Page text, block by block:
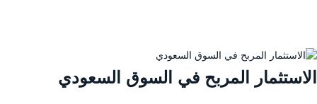
المربح في السوق السعودي